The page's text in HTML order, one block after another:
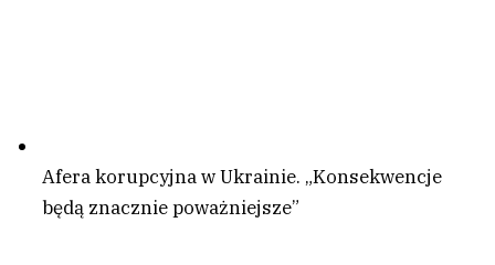
Afera korupcyjna w Ukrainie. „Konsekwencje
będą znacznie poważniejsze”